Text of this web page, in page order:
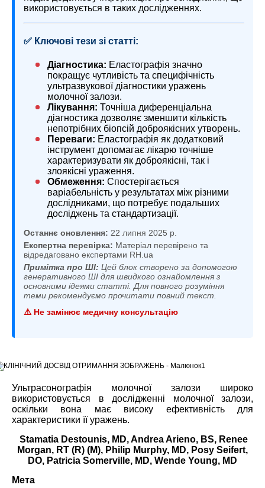
використовується в таких дослідженнях.
✅ Ключові тези зі статті:
Діагностика: Еластографія значно
покращує чутливість та специфічність
ультразвукової діагностики уражень
молочної залози.
Лікування: Точніша диференціальна
діагностика дозволяє зменшити кількість
непотрібних біопсій доброякісних утворень.
Переваги: Еластографія як додатковий
інструмент допомагає лікарю точніше
характеризувати як доброякісні, так і
злоякісні ураження.
Обмеження: Спостерігається
варіабельність у результатах між різними
дослідниками, що потребує подальших
досліджень та стандартизації.
Останнє оновлення: 22 липня 2025 р.
Експертна перевірка: Матеріал перевірено та
відредаговано експертами RH.ua
Примітка про ШІ: Цей блок створено за допомогою
генеративного ШІ для швидкого ознайомлення з
основними ідеями статті. Для повного розуміння
теми рекомендуємо прочитати повний текст.
⚠️ Не замінює медичну консультацію
Ультрасонографія молочної залози широко
використовується в дослідженні молочної залози,
оскільки вона має високу ефективність для
характеристики її уражень.
Stamatia Destounis, MD, Andrea Arieno, BS, Renee
Morgan, RT (R) (M), Philip Murphy, MD, Posy Seifert,
DO, Patricia Somerville, MD, Wende Young, MD
Мета